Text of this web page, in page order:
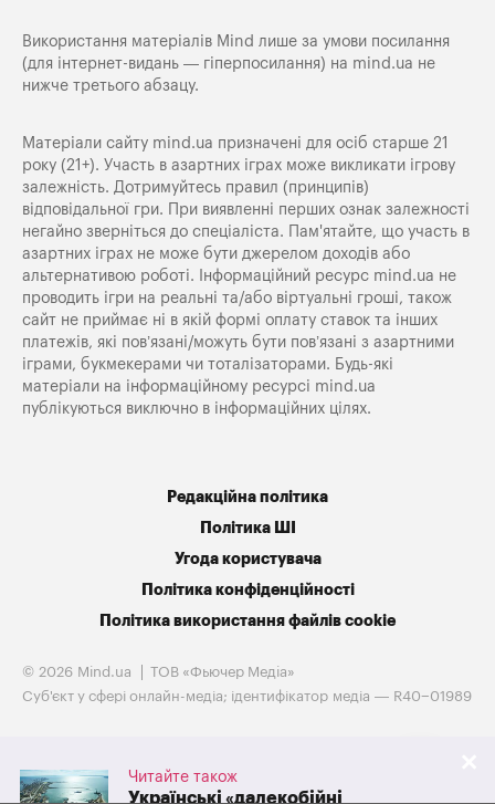
Читайте також
Українські «далекобійні
Використання матеріалів Mind лише за умови посилання
(для інтернет-видань — гіперпосилання) на mind.ua не
нижче третього абзацу.
Матеріали сайту mind.ua призначені для осіб старше 21
року (21+). Участь в азартних іграх може викликати ігрову
залежність. Дотримуйтесь правил (принципів)
відповідальної гри. При виявленні перших ознак залежності
негайно зверніться до спеціаліста. Пам'ятайте, що участь в
азартних іграх не може бути джерелом доходів або
альтернативою роботі. Інформаційний ресурс mind.ua не
проводить ігри на реальні та/або віртуальні гроші, також
сайт не приймає ні в якій формі оплату ставок та інших
платежів, які пов’язані/можуть бути пов’язані з азартними
іграми, букмекерами чи тоталізаторами. Будь-які
матеріали на інформаційному ресурсі mind.ua
публікуються виключно в інформаційних цілях.
Редакційна політика
Політика ШІ
Угода користувача
Політика конфіденційності
Політика використання файлів cookie
© 2026 Mind.ua
ТОВ «Фьючер Медiа»
Cуб'єкт у сфері онлайн-медіа; ідентифікатор медіа — R40−01989